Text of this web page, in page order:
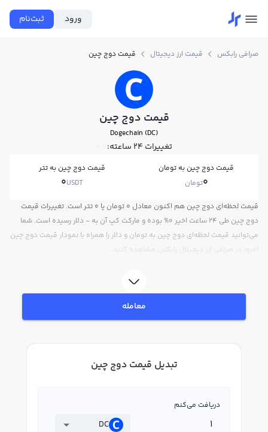
ورود ثبت‌نام
صرافی رابکس قیمت ارز دیجیتال قیمت دوج چین
قیمت دوج چین
Dogechain (DC)
تغییرات ۲۴ ساعته: 0%
قیمت دوج چین به تومان
0تومان
قیمت دوج چین به تتر
0USDT
قیمت لحظه‌ای دوج چین هم اکنون معادل 0 تومان یا 0 تتر است. تغییرات قیمت
دوج چین طی 24 ساعت اخیر 0% بوده و مارکت کپ آن به - دلار رسیده است. شما
می‌توانید قیمت لحظه‌ای دوج چین به تومان و دلار را همراه با نمودار قیمت دوج چین
امروز در صرافی ارز دیجیتال رابکس مشاهده کنید.
معامله
تبدیل قیمت دوج چین
دریافت می‌کنم
DC